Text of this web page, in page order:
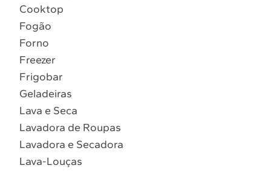
Localizar assistência técnica
8º Embutir
9º Combos
Cooktop
Fogão
Forno
Freezer
Frigobar
Geladeiras
Lava e Seca
Lavadora de Roupas
Lavadora e Secadora
Lava-Louças